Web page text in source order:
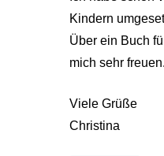
Kindern
Über ein Buch
mich sehr freuen.
Viele Grüße
Christina